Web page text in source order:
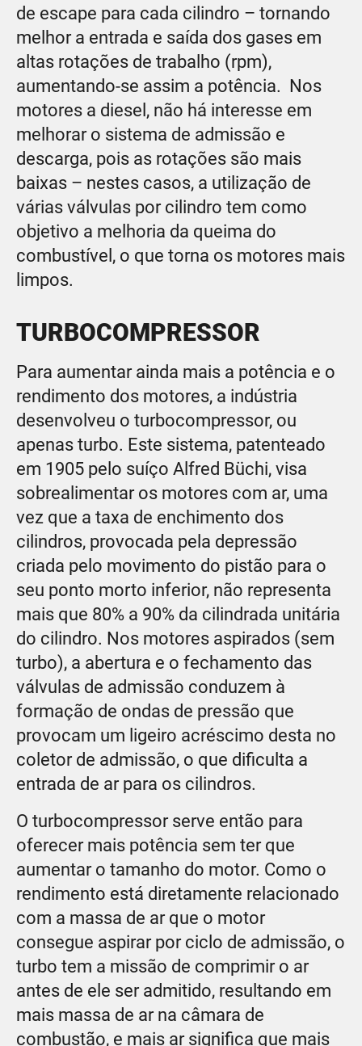
de escape para cada cilindro – tornando
melhor a entrada e saída dos gases em
altas rotações de trabalho (rpm),
aumentando-se assim a potência. Nos
motores a diesel, não há interesse em
melhorar o sistema de admissão e
descarga, pois as rotações são mais
baixas – nestes casos, a utilização de
várias válvulas por cilindro tem como
objetivo a melhoria da queima do
combustível, o que torna os motores mais
limpos.
TURBOCOMPRESSOR
Para aumentar ainda mais a potência e o
rendimento dos motores, a indústria
desenvolveu o turbocompressor, ou
apenas turbo. Este sistema, patenteado
em 1905 pelo suíço Alfred Büchi, visa
sobrealimentar os motores com ar, uma
vez que a taxa de enchimento dos
cilindros, provocada pela depressão
criada pelo movimento do pistão para o
seu ponto morto inferior, não representa
mais que 80% a 90% da cilindrada unitária
do cilindro. Nos motores aspirados (sem
turbo), a abertura e o fechamento das
válvulas de admissão conduzem à
formação de ondas de pressão que
provocam um ligeiro acréscimo desta no
coletor de admissão, o que dificulta a
entrada de ar para os cilindros.
O turbocompressor serve então para
oferecer mais potência sem ter que
aumentar o tamanho do motor. Como o
rendimento está diretamente relacionado
com a massa de ar que o motor
consegue aspirar por ciclo de admissão, o
turbo tem a missão de comprimir o ar
antes de ele ser admitido, resultando em
mais massa de ar na câmara de
combustão, e mais ar significa que mais